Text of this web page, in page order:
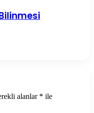
alanlar * ile